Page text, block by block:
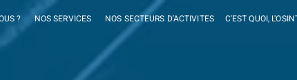
? NOS SERVICES NOS SECTEURS D'ACTIVITES C'EST QUOI,